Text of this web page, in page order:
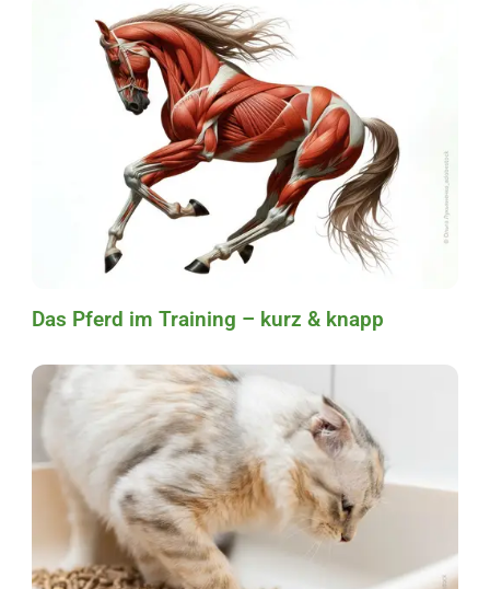
Das Pferd im Training – kurz & knapp